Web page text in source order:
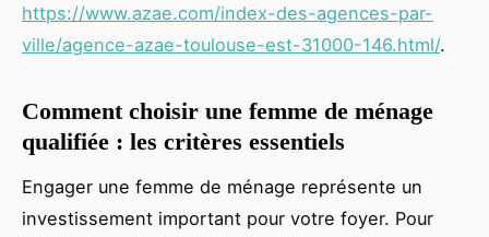
https://www.azae.com/index-des-agences-par-
ville/agence-azae-toulouse-est-31000-146.html/.
Comment choisir une femme de ménage
qualifiée : les critères essentiels
Engager une femme de ménage représente un
investissement important pour votre foyer. Pour